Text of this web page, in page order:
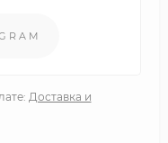
Доставка и